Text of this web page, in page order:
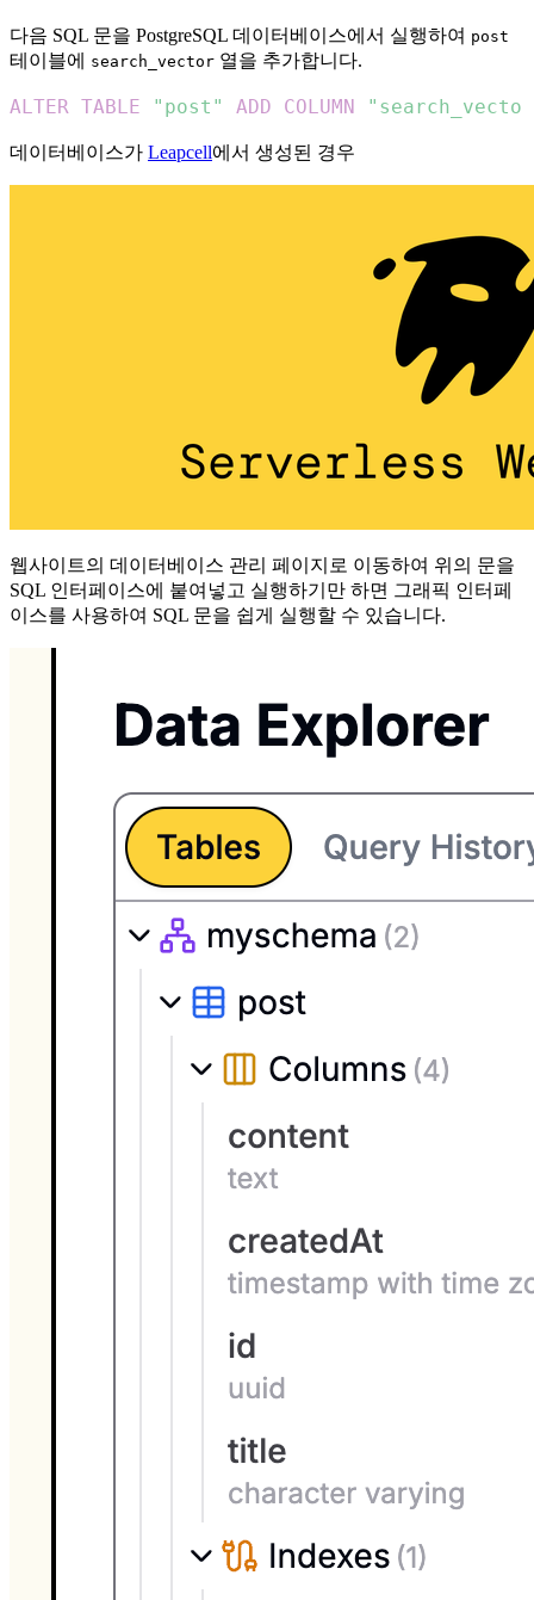
다음 SQL 문을 PostgreSQL 데이터베이스에서 실행하여 post
테이블에 search_vector 열을 추가합니다.
ALTER TABLE "post" ADD COLUMN
데이터베이스가 Leapcell에서 생성된 경우
웹사이트의 데이터베이스 관리 페이지로 이동하여 위의 문을
SQL 인터페이스에 붙여넣고 실행하기만 하면 그래픽 인터페
이스를 사용하여 SQL 문을 쉽게 실행할 수 있습니다.